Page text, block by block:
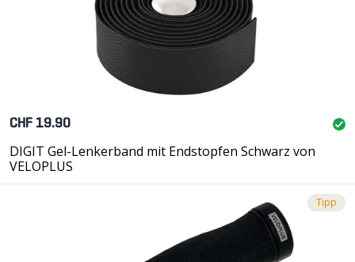
CHF 19.90
DIGIT Gel-Lenkerband mit Endstopfen Schwarz von
VELOPLUS
Tipp